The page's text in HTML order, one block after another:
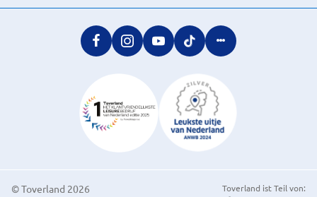
© Toverland 2026 Toverland ist Teil von: